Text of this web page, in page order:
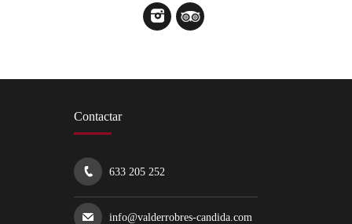
Contactar
633 205 252
info@valderrobres-candida.com